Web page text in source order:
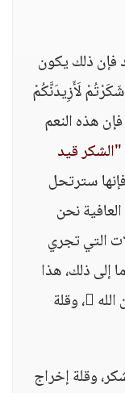
فإن ذلك يكون
هذه النعم
"الشكر قيد
سترتحل
نحن
التي تجري
إلى ذلك، هذا
بسبب الذنوب والمعاصي، والإعراض عن الله ، وقلة
وقلة إخراج